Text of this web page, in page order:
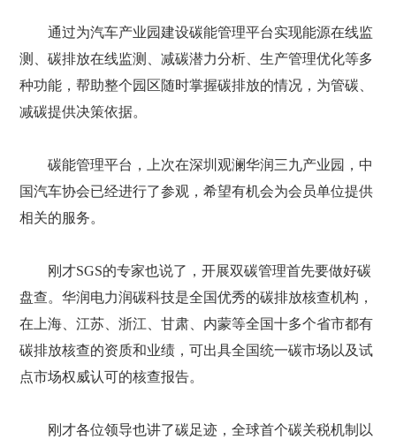
通过为汽车产业园建设碳能管理平台实现能源在线监
测、碳排放在线监测、减碳潜力分析、生产管理优化等多
种功能，帮助整个园区随时掌握碳排放的情况，为管碳、
减碳提供决策依据。
碳能管理平台，上次在深圳观澜华润三九产业园，中
国汽车协会已经进行了参观，希望有机会为会员单位提供
相关的服务。
刚才SGS的专家也说了，开展双碳管理首先要做好碳
盘查。华润电力润碳科技是全国优秀的碳排放核查机构，
在上海、江苏、浙江、甘肃、内蒙等全国十多个省市都有
碳排放核查的资质和业绩，可出具全国统一碳市场以及试
点市场权威认可的核查报告。
刚才各位领导也讲了碳足迹，全球首个碳关税机制以